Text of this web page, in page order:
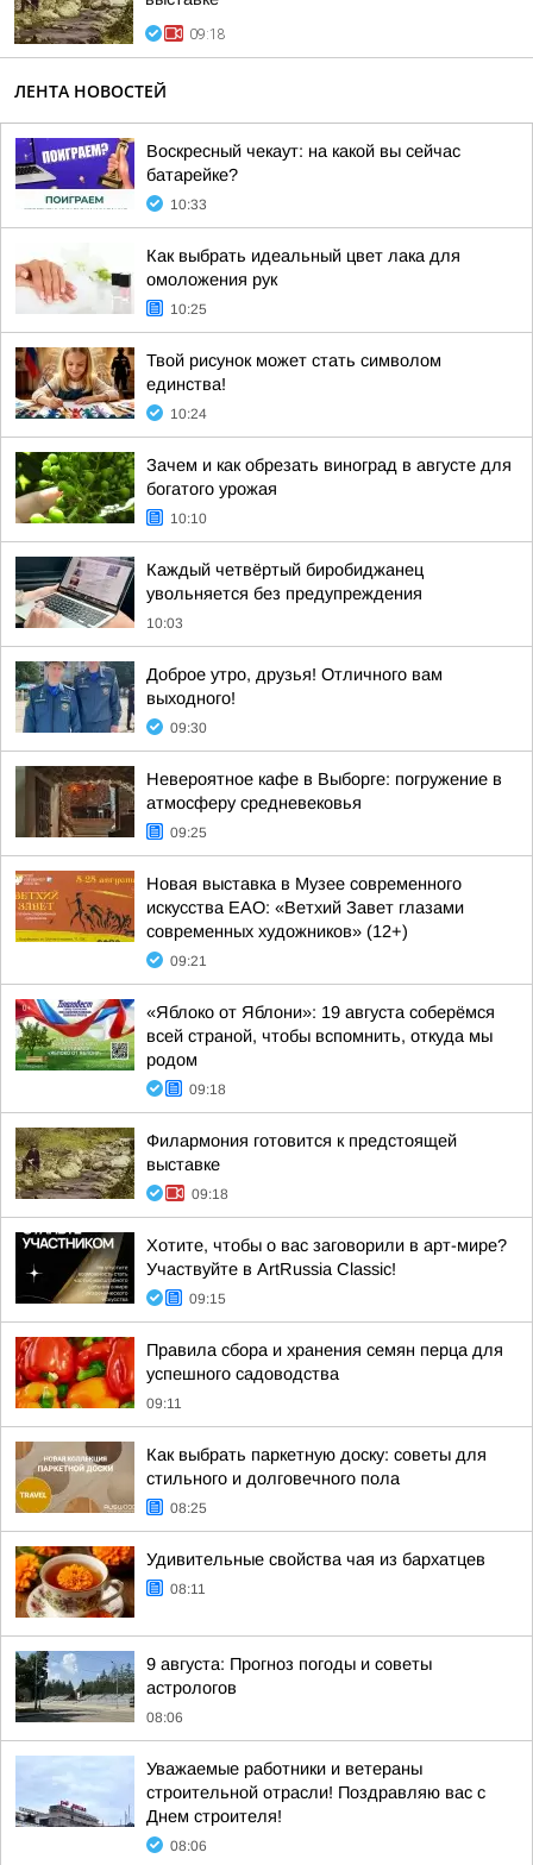
09:18
ЛЕНТА НОВОСТЕЙ
Воскресный чекаут: на какой вы сейчас
батарейке?
10:33
Как выбрать идеальный цвет лака для
омоложения рук
10:25
Твой рисунок может стать символом
единства!
10:24
Зачем и как обрезать виноград в августе для
богатого урожая
10:10
Каждый четвёртый биробиджанец
увольняется без предупреждения
10:03
Доброе утро, друзья! Отличного вам
выходного!
09:30
Невероятное кафе в Выборге: погружение в
атмосферу средневековья
09:25
Новая выставка в Музее современного
искусства ЕАО: «Ветхий Завет глазами
современных художников» (12+)
09:21
«Яблоко от Яблони»: 19 августа соберёмся
всей страной, чтобы вспомнить, откуда мы
родом
09:18
Филармония готовится к предстоящей
выставке
09:18
Хотите, чтобы о вас заговорили в арт-мире?
Участвуйте в ArtRussia Classic!
09:15
Правила сбора и хранения семян перца для
успешного садоводства
09:11
Как выбрать паркетную доску: советы для
стильного и долговечного пола
08:25
Удивительные свойства чая из бархатцев
08:11
9 августа: Прогноз погоды и советы
астрологов
08:06
Уважаемые работники и ветераны
строительной отрасли! Поздравляю вас с
Днем строителя!
08:06